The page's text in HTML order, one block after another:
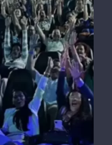
de Clientes